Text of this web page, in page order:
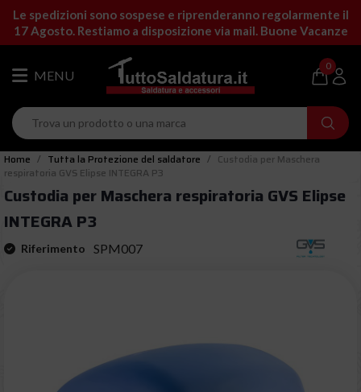
Le spedizioni sono sospese e riprenderanno regolarmente il
17 Agosto. Restiamo a disposizione via mail. Buone Vacanze
0
Home Tutta la Protezione del saldatore
Custodia per Maschera
respiratoria GVS Elipse INTEGRA P3
Custodia per Maschera respiratoria GVS Elipse
INTEGRA P3
Riferimento SPM007